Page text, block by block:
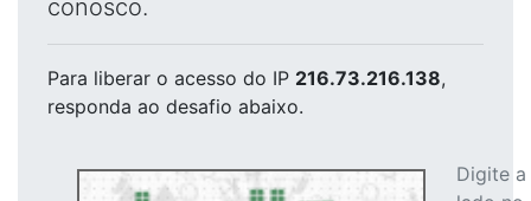
conosco.
Para liberar o acesso do IP 216.73.216.138,
responda ao desafio abaixo.
Digite